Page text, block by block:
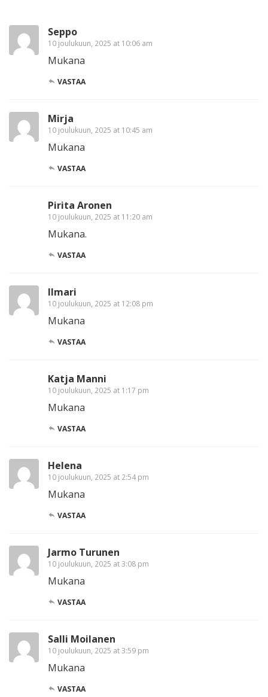
Seppo
10 joulukuun, 2025 at 10:06 am
Mukana
VASTAA
Mirja
10 joulukuun, 2025 at 10:45 am
Mukana
VASTAA
Pirita Aronen
10 joulukuun, 2025 at 11:20 am
Mukana.
VASTAA
Ilmari
10 joulukuun, 2025 at 12:08 pm
Mukana
VASTAA
Katja Manni
10 joulukuun, 2025 at 1:17 pm
Mukana
VASTAA
Helena
10 joulukuun, 2025 at 2:54 pm
Mukana
VASTAA
Jarmo Turunen
10 joulukuun, 2025 at 3:08 pm
Mukana
VASTAA
Salli Moilanen
10 joulukuun, 2025 at 3:59 pm
Mukana
VASTAA